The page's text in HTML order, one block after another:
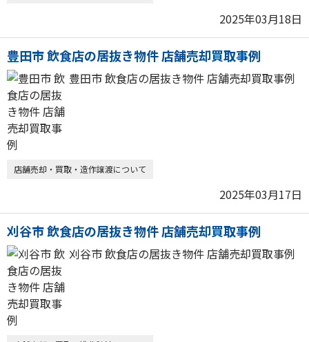
2025年03月18日
豊田市 飲食店の居抜き物件 店舗売却買取事例
豊田市 飲食店の居抜き物件 店舗売却買取事例
店舗売却・買取・造作譲渡について
2025年03月17日
刈谷市 飲食店の居抜き物件 店舗売却買取事例
刈谷市 飲食店の居抜き物件 店舗売却買取事例